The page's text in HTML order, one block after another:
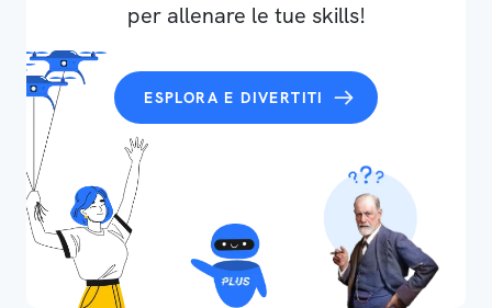
per allenare le tue skills!
ESPLORA E DIVERTITI